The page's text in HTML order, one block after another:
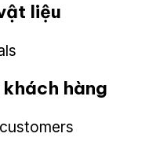
liệu
hàng